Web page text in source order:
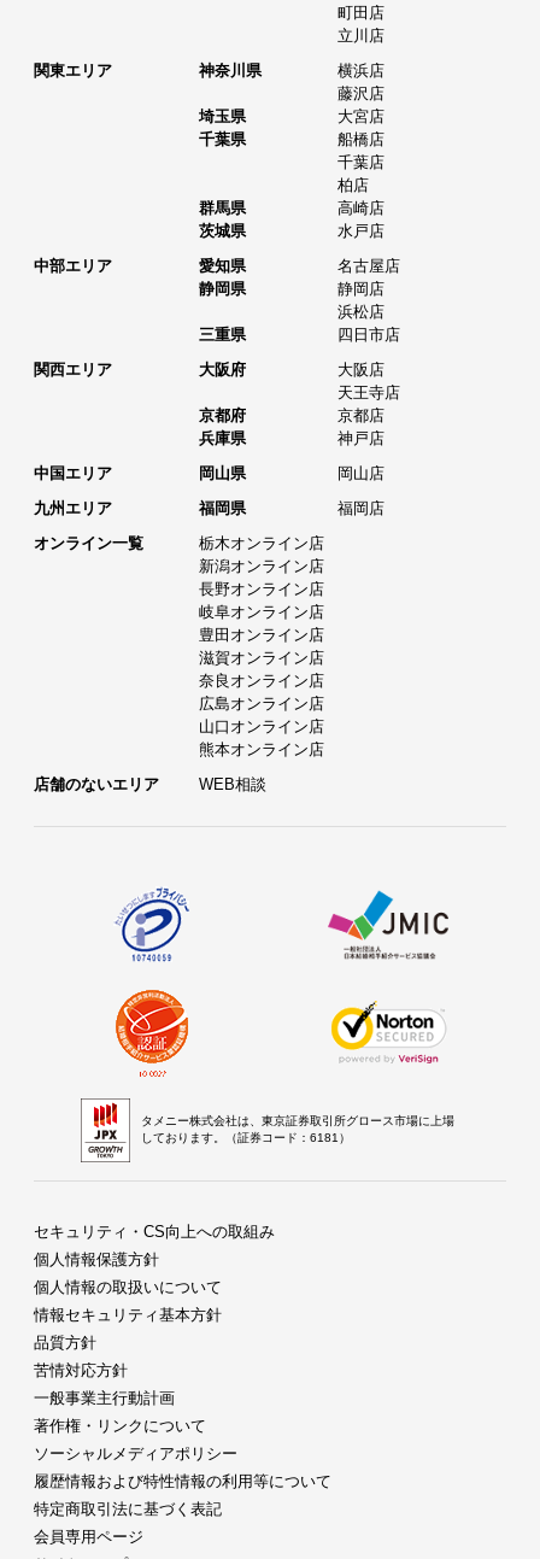
町田店
立川店
関東エリア
神奈川県
横浜店
藤沢店
埼玉県
大宮店
千葉県
船橋店
千葉店
柏店
群馬県
高崎店
茨城県
水戸店
中部エリア
愛知県
名古屋店
静岡県
静岡店
浜松店
三重県
四日市店
関西エリア
大阪府
大阪店
天王寺店
京都府
京都店
兵庫県
神戸店
中国エリア
岡山県
岡山店
九州エリア
福岡県
福岡店
オンライン一覧
栃木オンライン店
新潟オンライン店
長野オンライン店
岐阜オンライン店
豊田オンライン店
滋賀オンライン店
奈良オンライン店
広島オンライン店
山口オンライン店
熊本オンライン店
店舗のないエリア
WEB相談
タメニー株式会社は、東京証券取引所グロース市場に上場
しております。（証券コード：6181）
セキュリティ・CS向上への取組み
個人情報保護方針
個人情報の取扱いについて
情報セキュリティ基本方針
品質方針
苦情対応方針
一般事業主行動計画
著作権・リンクについて
ソーシャルメディアポリシー
履歴情報および特性情報の利用等について
特定商取引法に基づく表記
会員専用ページ